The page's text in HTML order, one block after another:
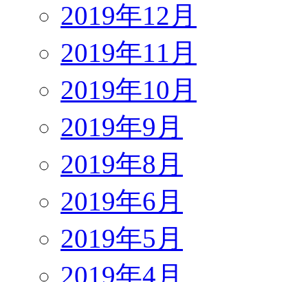
2019年12月
2019年11月
2019年10月
2019年9月
2019年8月
2019年6月
2019年5月
2019年4月